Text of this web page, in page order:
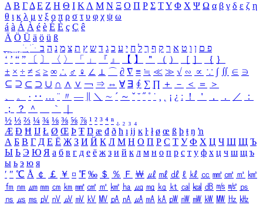
Α Β ΓΔ Ε Ζ Η Θ Ι ΚΛ Μ Ν Ξ Ο Π Ρ Σ ΤΥ Φ Χ Ψ Ω α β γ δ ε ζ η
θ ι κ λ μ ν ξ ο π ρ σ τ υ φ χ ψ ω
á à Á À é è É È ç Ç ê
Ä Ö Ü ä ö ü ß
ִֶֹ ֻּ ׁׂ פ ם ן ו ט א ר ק ף ך ל ח י ע כ ג ד ש ץ ת צ מ נ ה ב
‘ ’ “ ” 〔 〕 〈 〉 「 」 『 』 【 】 ＂ （ ） ［ ］ ｛ ｝
± × ÷ ≠ ≤ ≥ ∞ ∴ ♂ ♀ ∠ ⊥ ⌒ ∂ ∇ ≡ ≒ ≪ ≫ √ ∽ ∝ ∵ ∫ ∬ ∈ ∋
⊆ ⊇ ⊂ ⊃ ∪ ∩ ∧ ∨ ￢ ⇒ ⇔ ∀ ∃ ∮ ∑ ∏ ＋ － ＜ ＝
＞
、
。 · ‥ … ¨ 〃 ― ＼ ∼ ´ ～ ˇ ˘ ˝ ˚ ˙ ¸ ¡ ¿ ː ！ ＇ ， ． ／
：
；
？ ＾ ｀
½ ⅓ ⅔ ¼ ¾ ⅛ ⅜ ⅝ ⅞ ¹ ² ³ ⁴ ⁿ ₁ ₂ ₃ ₄
Æ Ð Ħ Ĳ Ł Ø Œ Þ Ŧ Ŋ æ đ ð ħ ı ĳ ĸ ŀ ł ø œ ß þ ŧ ŋ ŉ
А Б В Г Д Е Ё Ж З И Й К Л М Н О П Р С Т У Ф Х Ц Ч Ш Щ Ъ
Ы Ь Э Ю Я а б в г д е ё ж з и й к л м н о п р с т у ф х ц ч ш щ ъ
ы ь э ю я
′ ″ ℃ Å ￠ ￡ ￥ ¤ ℉ ‰ ＄ ％ Ｆ ￦ ㎕ ㎖ ㎗ ℓ ㎘ ㏄ ㎣ ㎤ ㎥ ㎦
㎙ ㎚ ㎛ ㎜ ㎝ ㎞ ㎟ ㎠ ㎡ ㎢ ㏊ ㎍ ㎎ ㎏ ㏏ ㎈ ㎉ ㏈ ㎧ ㎨ ㎰
㎱ ㎲ ㎳ ㎴ ㎵ ㎶ ㎷ ㎸ ㎹ ㎀ ㎁ ㎂ ㎃ ㎄ ㎺ ㎻ ㎽ ㎾ ㎿ ㎐ ㎑